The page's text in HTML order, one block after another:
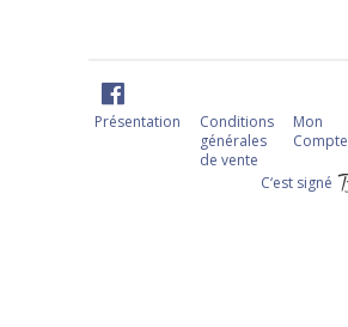
Présentation
Conditions
générales
de vente
Mon
Compte
C‘est signé